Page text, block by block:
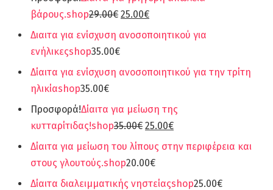
βάρους.shop29.00€ 25.00€
Διαιτα για ενίσχυση ανοσοποιητικού για
ενήλικεςshop35.00€
Δίαιτα για ενίσχυση ανοσοποιητικού για την τρίτη
ηλικίαshop35.00€
Προσφορά!Δίαιτα για μείωση της
κυτταρίτιδας!shop35.00€ 25.00€
Δίαιτα για μείωση του λίπους στην περιφέρεια και
στους γλουτούς.shop20.00€
Δίαιτα διαλειμματικής νηστείαςshop25.00€